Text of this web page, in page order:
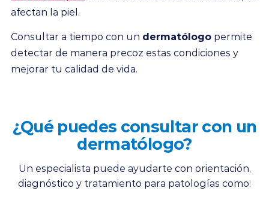
afectan la piel.
Consultar a tiempo con un dermatólogopermite
detectar de manera precoz estas condiciones y
mejorar tu calidad de vida.
¿Qué puedes consultar con un
dermatólogo?
Un especialista puede ayudarte con orientación,
diagnóstico y tratamiento para patologías como: